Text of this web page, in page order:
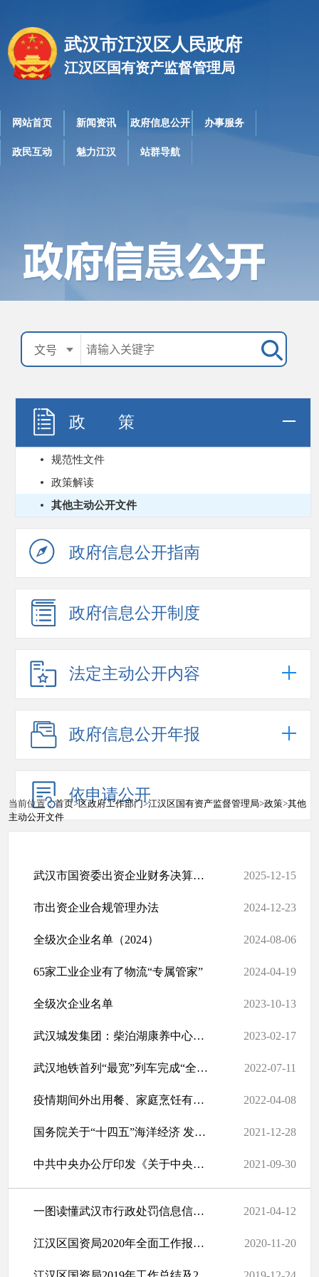
武汉市江汉区人民政府
江汉区国有资产监督管理局
网站首页 新闻资讯 政府信息公开 办事服务
政民互动 魅力江汉 站群导航
政 策
规范性文件
政策解读
其他主动公开文件
政府信息公开指南
政府信息公开制度
法定主动公开内容
政府信息公开年报
依申请公开
当前位置：首页>区政府工作部门>江汉区国有资产监督管理局>政策>其他
主动公开文件
武汉市国资委出资企业财务决算管理办法 2025-12-15
市出资企业合规管理办法 2024-12-23
全级次企业名单（2024） 2024-08-06
65家工业企业有了物流“专属管家” 2024-04-19
全级次企业名单 2023-10-13
武汉城发集团：柴泊湖康养中心正式投入运营 2023-02-17
武汉地铁首列“最宽”列车完成“全身大体检” 2022-07-11
疫情期间外出用餐、家庭烹饪有哪些注意事项？ 疾控专家给出建议 2022-04-08
国务院关于“十四五”海洋经济 发展规划的批复 2021-12-28
中共中央办公厅印发《关于中央企业在完善公司治理中加强党的领导的... 2021-09-30
一图读懂武汉市行政处罚信息信用修复 2021-04-12
江汉区国资局2020年全面工作报告及2021年重点工作安排 2020-11-20